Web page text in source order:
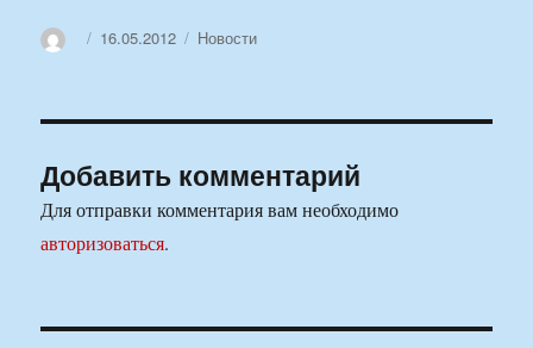
АвторОпубликовано
16.05.2012 Рубрики
Новости
Добавить комментарий
Для отправки комментария вам необходимо
авторизоваться.